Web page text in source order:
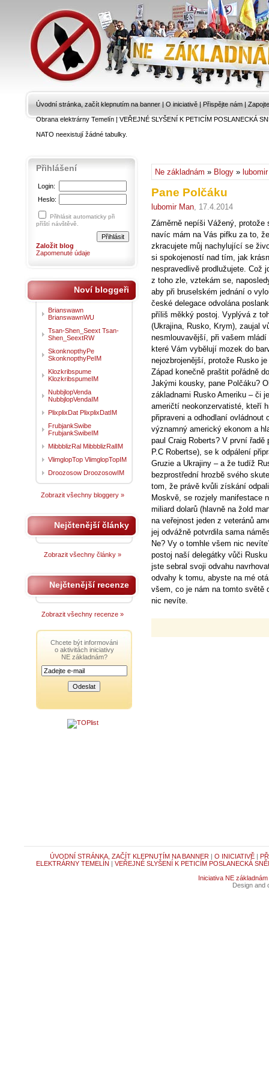
Úvodní stránka, začít klepnutím na banner | O iniciativě | Přispějte nám |
Obrana elektrárny Temelín|VEŘEJNÉ SLYŠENÍ K PETICÍM POSLANECKÁ
NATO neexistují žádné tabulky.
Ne základnám » Blogy »
Pane Polčáku
lubomir Man, 17.4.2014
Záměrně nepíši Vážený,
navíc mám na Vás pifku za to,
zkracujete můj nachylující se
si spokojeností nad tím, jak
nespravedlivě prodlužujete. Což
z toho zle, vztekám se,
aby při bruselském jednání o
české delegace odvolána
příliš měkký postoj. Vyplývá z
(Ukrajina, Rusko, Krym), zaujal
nesmlouvavější, při vašem
které Vám vybělují mozek do
nejozbrojenější, protože Rusko
Západ konečně praštit pořádně
Jakými kousky, pane Polčáku?
základnami Rusko Ameriku – či
američtí neokonzervatisté, kteří
připraveni a odhodlaní ovládnout
významný americký ekonom a
paul Craig Roberts? V první
P.C Robertse), se k odpálení
Gruzie a Ukrajiny – a že tudíž
bezprostřední hrozbě svého
tom, že právě kvůli získání
Moskvě, se rozjely manifestace
miliard dolarů (hlavně na žold
na veřejnost jeden z veteránů
jej odvážně potvrdila sama
Ne? Vy o tomhle všem nic
postoj naší delegátky vůči
jste sebral svoji odvahu
odvahy k tomu, abyste na mé
všem, co je nám na tomto světě
nic nevíte.
Přihlášení
Login:
Heslo:
Přihlásit automaticky při
příští návštěvě.
Založit blog
Zapomenuté údaje
Noví bloggeři
Brianswawn
BrianswawnWU
Tsan-Shen_Seext Tsan-
Shen_SeextRW
SkonknopthyPe
SkonknopthyPeIM
Klozkribspume
KlozkribspumeIM
NubbjlopVenda
NubbjlopVendaIM
PlixplixDat PlixplixDatIM
FrubjankSwibe
FrubjankSwibeIM
MibbblizRal MibbblizRalIM
VlimglopTop VlimglopTopIM
Droozosow DroozosowIM
Zobrazit všechny bloggery »
Nejčtenější články
Zobrazit všechny články »
Nejčtenější recenze
Zobrazit všechny recenze »
Chcete být informováni
o aktivitách iniciativy
NE základnám?
ÚVODNÍ STRÁNKA, ZAČÍT KLEPNUTÍM NA BANNER | O INICIATIVĚ|
ELEKTRÁRNY TEMELÍN | VEŘEJNÉ SLYŠENÍ K PETICÍM POSLANECKÁ
Iniciativa NE základnám
Design and